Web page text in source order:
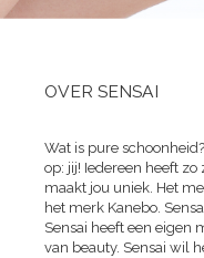
OVER SENSAI
Wat is pure
op: jij! Iedereen heeft
maakt jou uniek. Het
het merk Kanebo.
Sensai heeft een eigen
van beauty. Sensai wil